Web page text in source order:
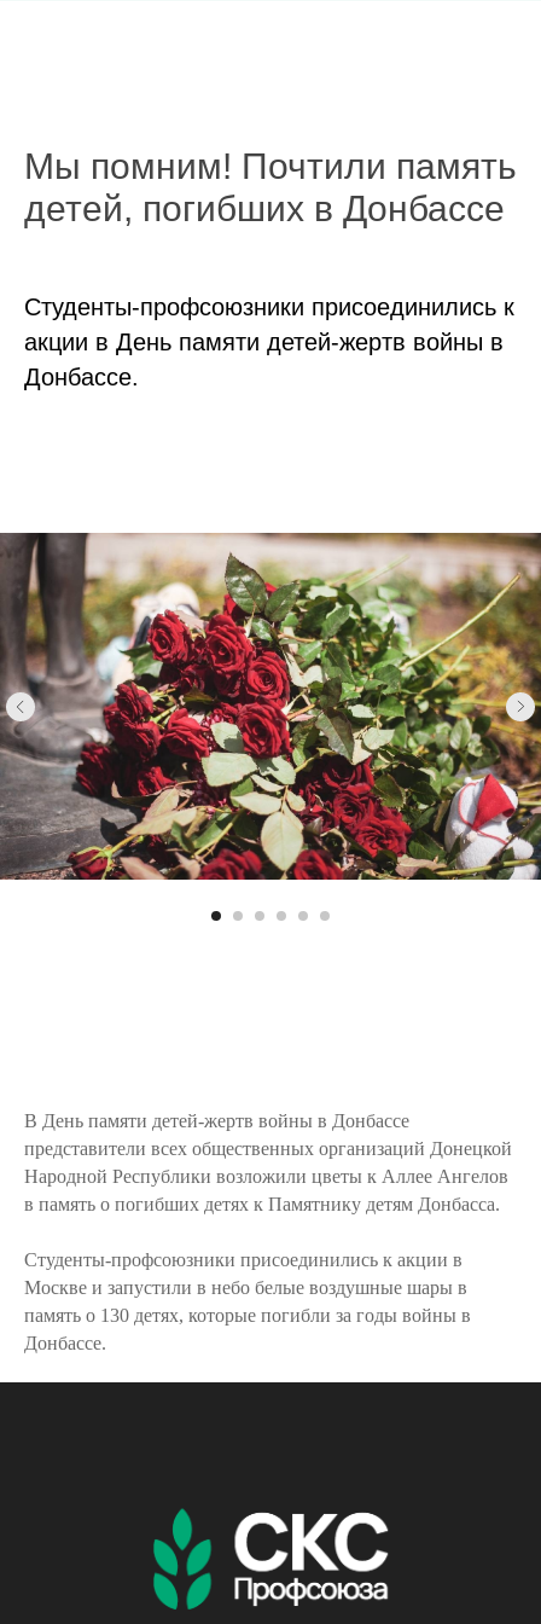
Мы помним! Почтили память
детей, погибших в Донбассе
Студенты-профсоюзники присоединились к
акции в День памяти детей-жертв войны в
Донбассе.
В День памяти детей-жертв войны в Донбассе
представители всех общественных организаций Донецкой
Народной Республики возложили цветы к Аллее Ангелов
в память о погибших детях к Памятнику детям Донбасса.
Студенты-профсоюзники присоединились к акции в
Москве и запустили в небо белые воздушные шары в
память о 130 детях, которые погибли за годы войны в
Донбассе.